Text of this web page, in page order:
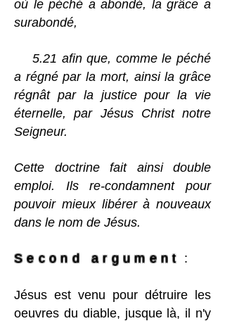
où le péché a abondé, la grâce a
surabondé,
5.21 afin que, comme le péché
a régné par la mort, ainsi la grâce
régnât par la justice pour la vie
éternelle, par Jésus Christ notre
Seigneur.
Cette doctrine fait ainsi double
emploi. Ils re-condamnent pour
pouvoir mieux libérer à nouveaux
dans le nom de Jésus.
Second argument :
Jésus est venu pour détruire les
oeuvres du diable, jusque là, il n'y